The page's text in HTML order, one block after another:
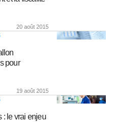
20 août 2015
pour
19 août 2015
: le vrai enjeu